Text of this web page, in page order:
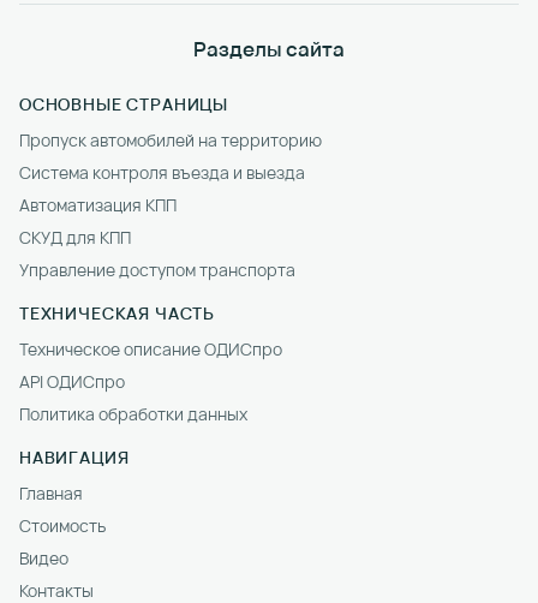
Разделы сайта
ОСНОВНЫЕ СТРАНИЦЫ
Пропуск автомобилей на территорию
Система контроля въезда и выезда
Автоматизация КПП
СКУД для КПП
Управление доступом транспорта
ТЕХНИЧЕСКАЯ ЧАСТЬ
Техническое описание ОДИСпро
API ОДИСпро
Политика обработки данных
НАВИГАЦИЯ
Главная
Стоимость
Видео
Контакты